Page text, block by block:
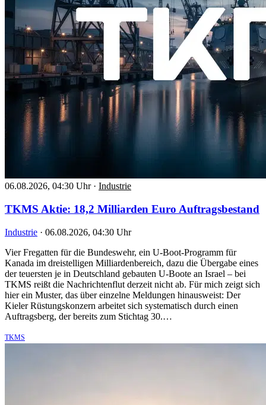
06.08.2026, 04:30 Uhr · Industrie
TKMS Aktie: 18,2 Milliarden Euro Auftragsbestand
Industrie · 06.08.2026, 04:30 Uhr
Vier Fregatten für die Bundeswehr, ein U-Boot-Programm für
Kanada im dreistelligen Milliardenbereich, dazu die Übergabe eines
der teuersten je in Deutschland gebauten U-Boote an Israel – bei
TKMS reißt die Nachrichtenflut derzeit nicht ab. Für mich zeigt sich
hier ein Muster, das über einzelne Meldungen hinausweist: Der
Kieler Rüstungskonzern arbeitet sich systematisch durch einen
Auftragsberg, der bereits zum Stichtag 30.…
TKMS